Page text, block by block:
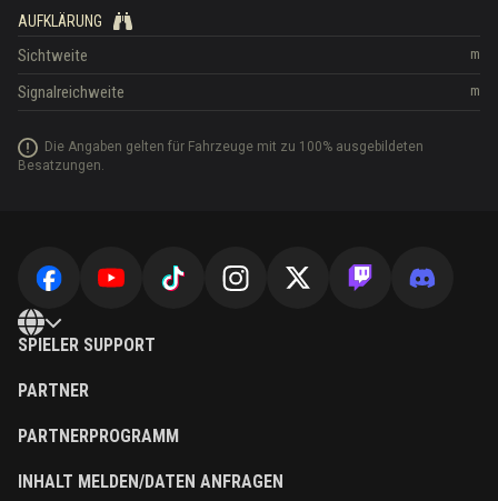
AUFKLÄRUNG
m
Sichtweite
m
Signalreichweite
Die Angaben gelten für Fahrzeuge mit zu 100% ausgebildeten
Besatzungen.
SPIELER SUPPORT
PARTNER
PARTNERPROGRAMM
INHALT MELDEN/DATEN ANFRAGEN